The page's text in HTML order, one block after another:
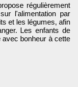
régulièrement
l'alimentation par
et les légumes, afin
Les enfants de
bonheur à cette